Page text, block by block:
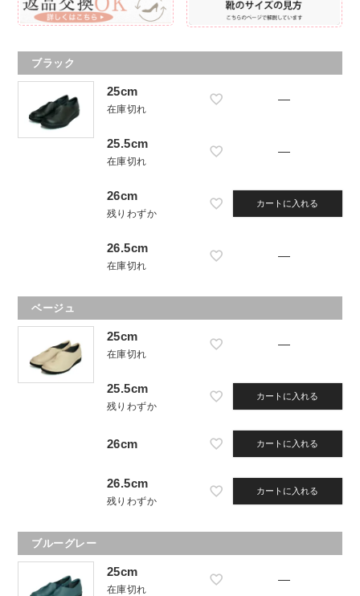
ブラック
25cm
在庫切れ
—
25.5cm
在庫切れ
—
26cm
残りわずか
カートに入れる
26.5cm
在庫切れ
—
ベージュ
25cm
在庫切れ
—
25.5cm
残りわずか
カートに入れる
26cm カートに入れる
26.5cm
残りわずか
カートに入れる
ブルーグレー
25cm
在庫切れ
—